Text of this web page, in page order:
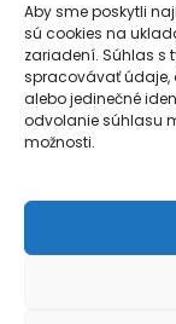
Aby sme poskytli
sú cookies na
zariadení. Súhlas
spracovávať údaje,
alebo jedinečné
odvolanie súhlasu
možnosti.